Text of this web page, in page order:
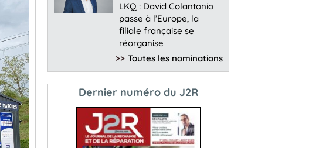
LKQ : David Colantonio
passe à l’Europe, la
filiale française se
réorganise
>> Toutes les nominations
Dernier numéro du J2R